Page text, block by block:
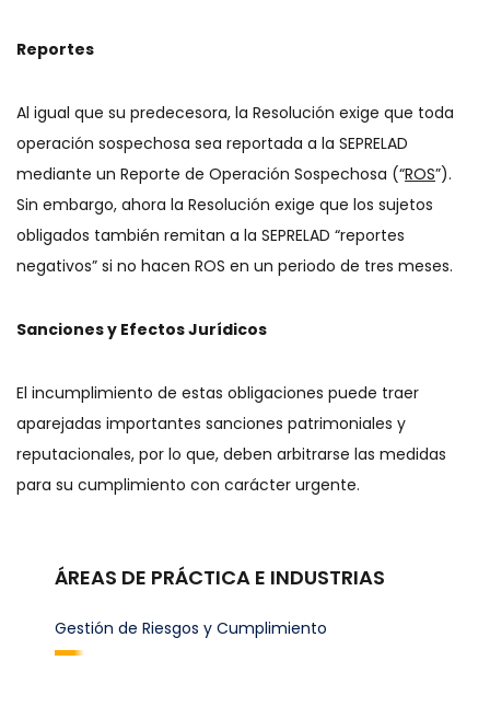
Reportes
Al igual que su predecesora, la Resolución exige que toda
operación sospechosa sea reportada a la SEPRELAD
mediante un Reporte de Operación Sospechosa (“ROS”).
Sin embargo, ahora la Resolución exige que los sujetos
obligados también remitan a la SEPRELAD “reportes
negativos” si no hacen ROS en un periodo de tres meses.
Sanciones y Efectos Jurídicos
El incumplimiento de estas obligaciones puede traer
aparejadas importantes sanciones patrimoniales y
reputacionales, por lo que, deben arbitrarse las medidas
para su cumplimiento con carácter urgente.
ÁREAS DE PRÁCTICA E INDUSTRIAS
Gestión de Riesgos y Cumplimiento